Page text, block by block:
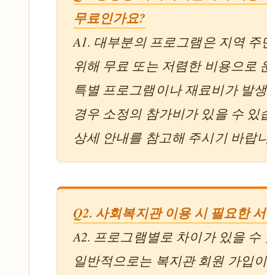
무료인가요?
A1. 대부분의 프로그램은 지역
위해 무료 또는 저렴한 비용으로
특별 프로그램이나 재료비가 발
경우 소정의 참가비가 있을 수
상세 안내를 참고해 주시기 바랍
Q2. 사회복지관 이용 시 필요한
A2. 프로그램별로 차이가 있을 수
일반적으로는 복지관 회원 가입